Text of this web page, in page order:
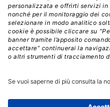
Edra
Mixer è un prodotto del network